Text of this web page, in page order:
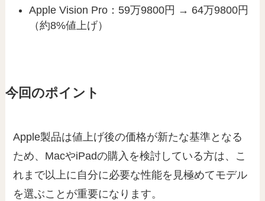
Apple Vision Pro：59万9800円 → 64万9800円
（約8%値上げ）
今回のポイント
Apple製品は値上げ後の価格が新たな基準となる
ため、MacやiPadの購入を検討している方は、こ
れまで以上に自分に必要な性能を見極めてモデル
を選ぶことが重要になります。